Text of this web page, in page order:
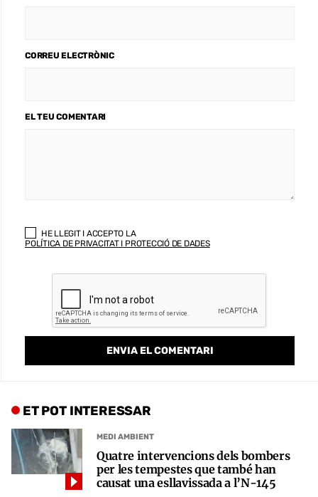
CORREU ELECTRÒNIC
EL TEU COMENTARI
HE LLEGIT I ACCEPTO LA
POLÍTICA DE PRIVACITAT I PROTECCIÓ DE DADES
ET POT INTERESSAR
MEDI AMBIENT
Quatre intervencions dels bombers
per les tempestes que també han
causat una esllavissada a l’N-145